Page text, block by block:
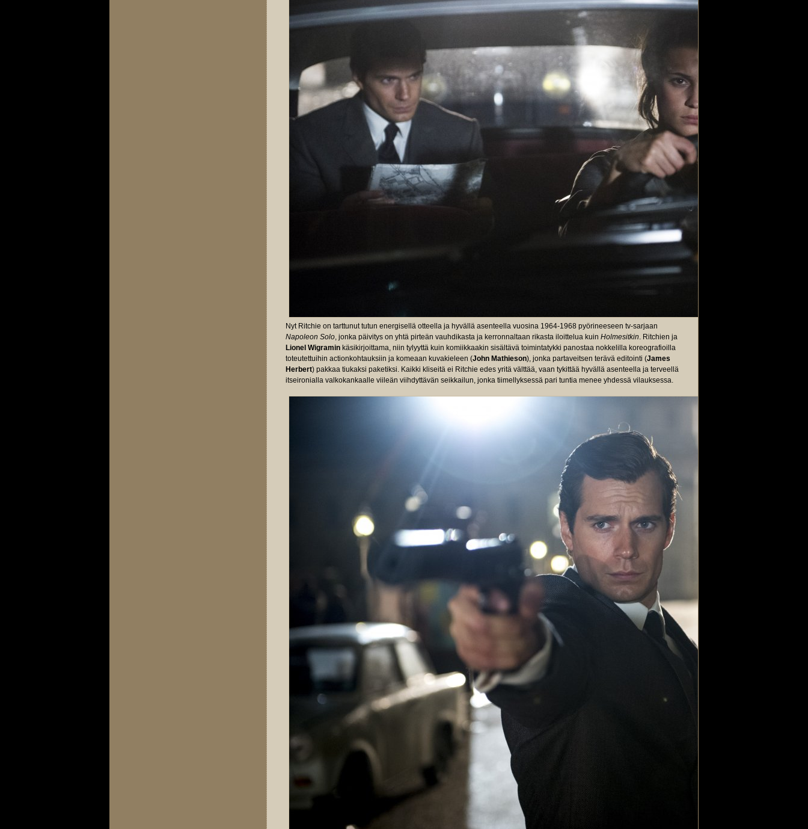
Nyt Ritchie on tarttunut tutun energisellä otteella ja hyvällä asenteella vuosina 1964-1968 pyörineeseen tv-sarjaan
Napoleon Solo, jonka päivitys on yhtä pirteän vauhdikasta ja kerronnaltaan rikasta iloittelua kuin Holmesitkin. Ritchien ja
Lionel Wigramin käsikirjoittama, niin tylyyttä kuin komiikkaakin sisältävä toimintatykki panostaa nokkelilla koreografioilla
toteutettuihin actionkohtauksiin ja komeaan kuvakieleen (John Mathieson), jonka partaveitsen terävä editointi (James
Herbert) pakkaa tiukaksi paketiksi. Kaikki kliseitä ei Ritchie edes yritä välttää, vaan tykittää hyvällä asenteella ja terveellä
itseironialla valkokankaalle viileän viihdyttävän seikkailun, jonka tiimellyksessä pari tuntia menee yhdessä vilauksessa.